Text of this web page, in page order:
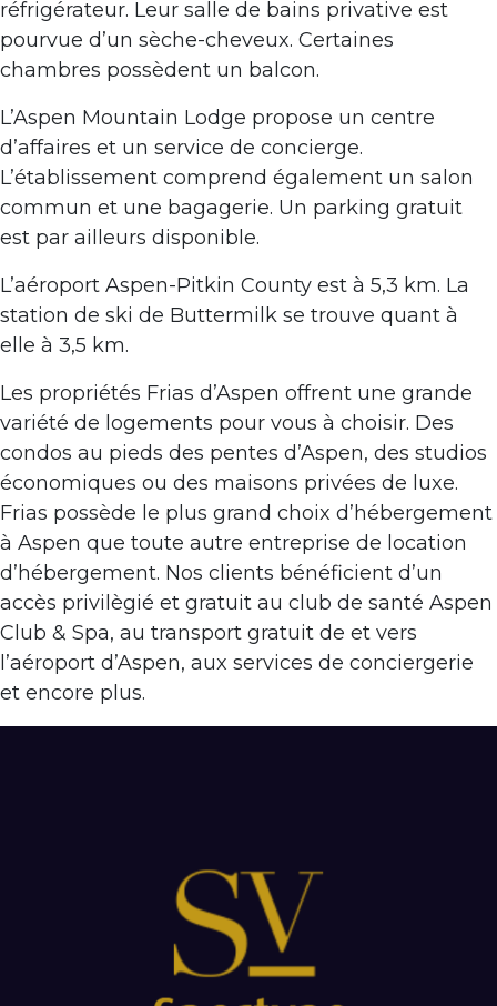
réfrigérateur. Leur salle de bains privative est
pourvue d’un sèche-cheveux. Certaines
chambres possèdent un balcon.
L’Aspen Mountain Lodge propose un centre
d’affaires et un service de concierge.
L’établissement comprend également un salon
commun et une bagagerie. Un parking gratuit
est par ailleurs disponible.
L’aéroport Aspen-Pitkin County est à 5,3 km. La
station de ski de Buttermilk se trouve quant à
elle à 3,5 km.
Les propriétés Frias d’Aspen offrent une grande
variété de logements pour vous à choisir. Des
condos au pieds des pentes d’Aspen, des studios
économiques ou des maisons privées de luxe.
Frias possède le plus grand choix d’hébergement
à Aspen que toute autre entreprise de location
d’hébergement. Nos clients bénéficient d’un
accès privilègié et gratuit au club de santé Aspen
Club & Spa, au transport gratuit de et vers
l’aéroport d’Aspen, aux services de conciergerie
et encore plus.